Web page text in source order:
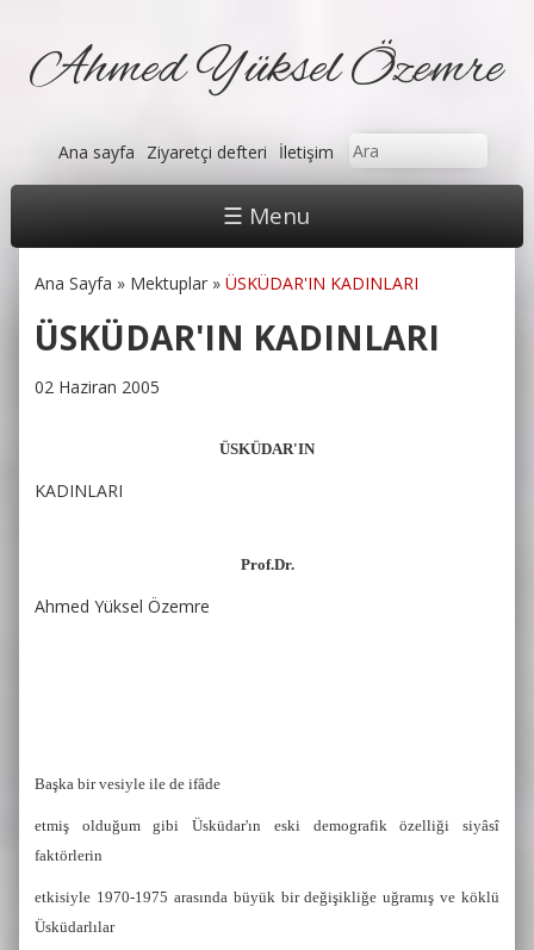
Ahmed Yüksel Özemre
Ana sayfa Ziyaretçi defteri İletişim Arama formu
Ara
☰ Menu
Buradasınız
Ana Sayfa » Mektuplar »ÜSKÜDAR'IN KADINLARI
ÜSKÜDAR'IN KADINLARI
02 Haziran 2005
ÜSKÜDAR'IN
KADINLARI
Prof.Dr.
Ahmed Yüksel Özemre
Başka bir vesiyle ile de ifâde
etmiş olduğum gibi Üsküdar'ın eski demografik özelliği siyâsî
faktörlerin
etkisiyle 1970-1975 arasında büyük bir değişikliğe uğramış ve köklü
Üsküdarlılar